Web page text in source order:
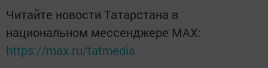
Читайте новости Татарстана в
национальном мессенджере MАХ:
https://max.ru/tatmedia